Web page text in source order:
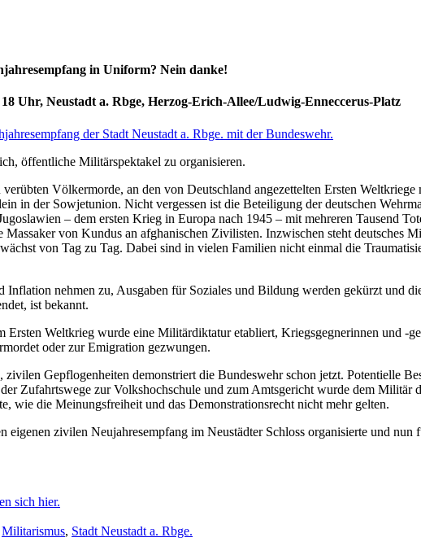
in Uniform? Nein danke!
8Uhr, Neustadt a. Rbge, Herzog-Erich-Allee/Ludwig-Enneccerus-Platz
der Stadt Neustadt a. Rbge. mit der Bundeswehr.
öffentliche Militärspektakel zu organisieren.
Völkermorde, an den von Deutschland angezettelten Ersten
der Sowjetunion. Nicht vergessen ist die Beteiligung der deutschen
– dem ersten Krieg in Europa nach 1945 – mit mehreren Tausend
von Kundus an afghanischen Zivilisten. Inzwischen steht deutsches
von Tag zu Tag. Dabei sind in vielen Familien nicht einmal die
nehmen zu, Ausgaben für Soziales und Bildung werden gekürzt und
ist bekannt.
Weltkrieg wurde eine Militärdiktatur etabliert, Kriegsgegnerinnen und -
oder zur Emigration gezwungen.
Gepflogenheiten demonstriert die Bundeswehr schon jetzt. Potentielle
Zufahrtswege zur Volkshochschule und zum Amtsgericht wurde dem Militär
wie die Meinungsfreiheit und das Demonstrationsrecht nicht mehr gelten.
zivilen Neujahresempfang im Neustädter Schloss organisierte und
sich hier.
Militarismus, Stadt Neustadt a. Rbge.